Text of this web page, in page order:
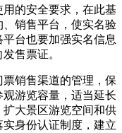
的安全要求，在此基
销售平台，使实名验
台也要加强实名信息
售票证。
销售渠道的管理，保
游览容量，适当延长
大景区游览空间和供
身份认证制度，建立